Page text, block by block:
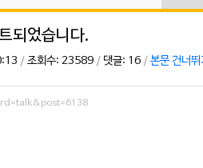
되었습니다.
/ 조회수: 23589 / 댓글: 16 / 본문 건너뛰